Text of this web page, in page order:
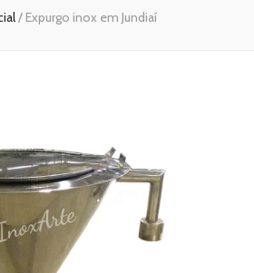
/ Expurgo inox em Jundiaí